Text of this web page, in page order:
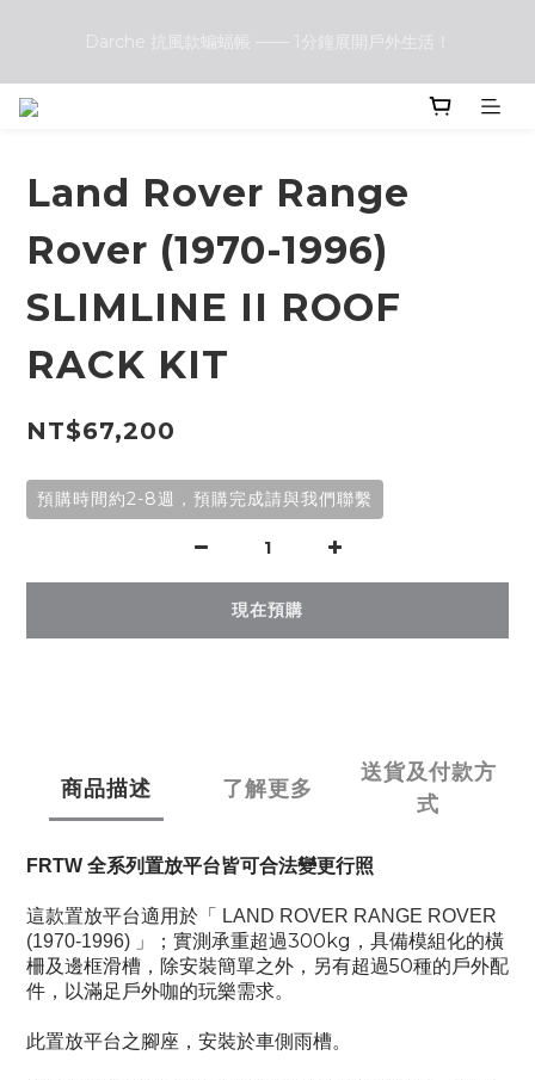
Darche 抗風款蝙蝠帳 —— 1分鐘展開戶外生活！
Darche 抗風款蝙蝠帳 —— 1分鐘展開戶外生活！
Front Runner vs. Darche 露營椅大評比：哪一款更符合你的戶
Darche 抗風款蝙蝠帳 —— 1分鐘展開戶外生活！
Land Rover Range
Rover (1970-1996)
SLIMLINE II ROOF
RACK KIT
NT$67,200
預購時間約2-8週，預購完成請與我們聯繫
現在預購
商品描述 了解更多
送貨及付款方
式
FRTW 全系列置放平台皆可合法變更行照
這款置放平台適用於「
LAND ROVER RANGE ROVER
(1970-1996) 」 ；實測承重超過300kg ，具備模組化的橫
柵及邊框滑槽，除安裝簡單之外，另有超過50種的戶外配
件，以滿足戶外咖的玩樂需求。
此置放平台之腳座，安裝於車側雨槽。